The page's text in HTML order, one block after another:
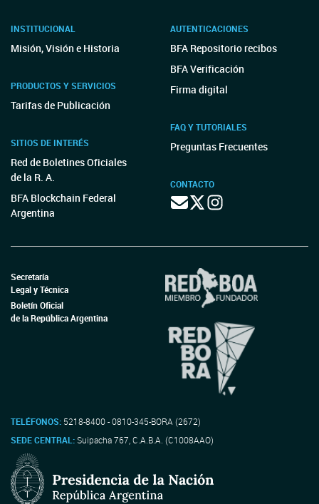
INSTITUCIONAL
Misión, Visión e Historia
PRODUCTOS Y SERVICIOS
Tarifas de Publicación
SITIOS DE INTERÉS
Red de Boletines Oficiales
de la R. A.
BFA Blockchain Federal
Argentina
AUTENTICACIONES
BFA Repositorio recibos
BFA Verificación
Firma digital
FAQ Y TUTORIALES
Preguntas Frecuentes
CONTACTO
Secretaría
Legal y Técnica
Boletín Oficial
de la República Argentina
TELÉFONOS: 5218-8400 - 0810-345-BORA (2672)
SEDE CENTRAL:Suipacha 767, C.A.B.A. (C1008AAO)